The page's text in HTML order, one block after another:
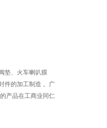
垫、火车喇叭膜
件的加工制造 。广
产品在工商业同仁